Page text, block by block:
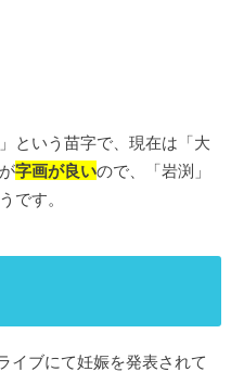
という苗字で、現在は「大
字画が良いので、「岩渕」
です。
イブにて妊娠を発表されて